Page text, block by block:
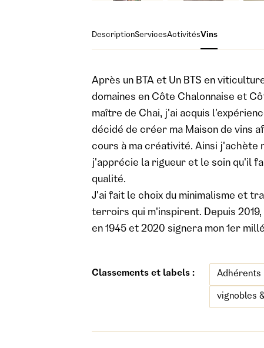
DescriptionServicesActivitésVins
Après un BTA et Un BTS en
domaines en Côte Chalonnaise et
maître de Chai, j'ai acquis
décidé de créer ma Maison de vins
cours à ma créativité. Ainsi j'achète
j'apprécie la rigueur et le soin qu'il
qualité.
J'ai fait le choix du minimalisme et
terroirs qui m'inspirent. Depuis
en 1945 et 2020 signera mon 1er
Classements et labels : Adhérents
vignobles